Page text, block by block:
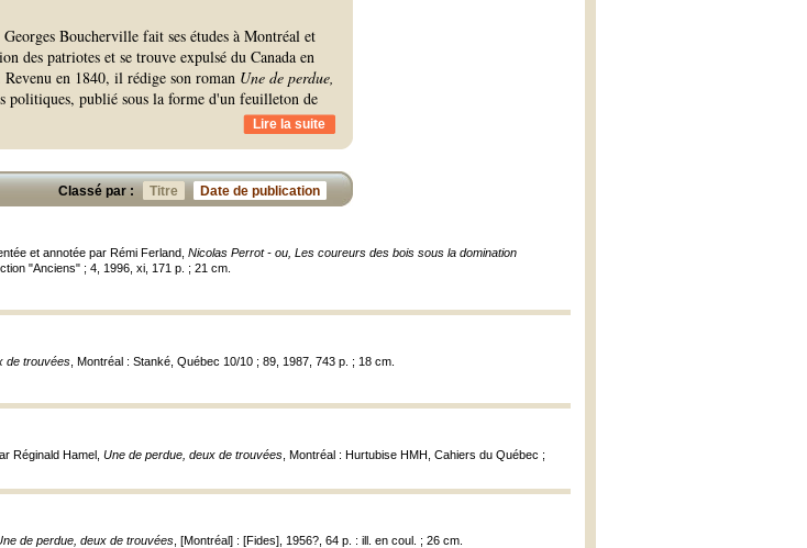
Boucherville fait ses études à Montréal et
des patriotes et se trouve expulsé du Canada en
en 1840, il rédige son roman Une de perdue,
politiques, publié sous la forme d'un feuilleton de
Lire la suite
Classé par : Titre Date de publication
et annotée par Rémi Ferland, Nicolas Perrot - ou, Les coureurs des bois sous la domination
"Anciens" ; 4, 1996, xi, 171 p. ; 21 cm.
de trouvées , Montréal : Stanké, Québec 10/10 ; 89, 1987, 743 p. ; 18 cm.
Réginald Hamel, Une de perdue, deux de trouvées , Montréal : Hurtubise HMH, Cahiers du Québec ;
de perdue, deux de trouvées , [Montréal] : [Fides], 1956?, 64 p. : ill. en coul. ; 26 cm.